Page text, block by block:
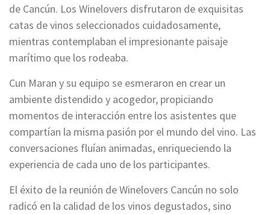
de Cancún. Los Winelovers disfrutaron de exquisitas
catas de vinos seleccionados cuidadosamente,
mientras contemplaban el impresionante paisaje
marítimo que los rodeaba.
Cun Maran y su equipo se esmeraron en crear un
ambiente distendido y acogedor, propiciando
momentos de interacción entre los asistentes que
compartían la misma pasión por el mundo del vino. Las
conversaciones fluían animadas, enriqueciendo la
experiencia de cada uno de los participantes.
El éxito de la reunión de Winelovers Cancún no solo
radicó en la calidad de los vinos degustados, sino